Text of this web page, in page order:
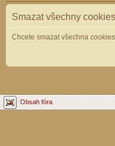
Smazat všechny
Chcete smazat všechna
Obsah fóra